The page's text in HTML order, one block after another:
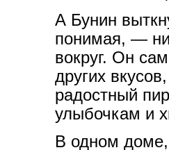
А Бунин
понимая, — ни
вокруг. Он
других
радостный
улыбочкам и
В одном